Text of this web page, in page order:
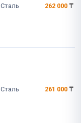
Сталь 262 000 ₸
Сталь 261 000 ₸